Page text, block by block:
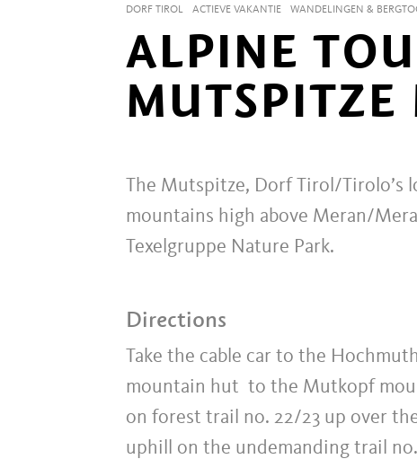
DORF TIROL ACTIEVE VAKANTIE WANDELINGEN &
ALPINE
The Mutspitze, Dorf Tirol/
mountains high above Meran/
Texelgruppe Nature Park.
Directions
Take the cable car to the
mountain hut to the Mutkopf
on forest trail no. 22/23 up over
uphill on the undemanding trail